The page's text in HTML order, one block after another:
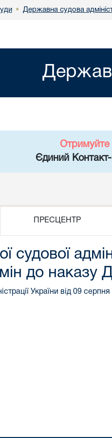
• Державна судова
Отримуйте
Єдиний
ПРЕСЦЕНТР
судової
до
України від 09